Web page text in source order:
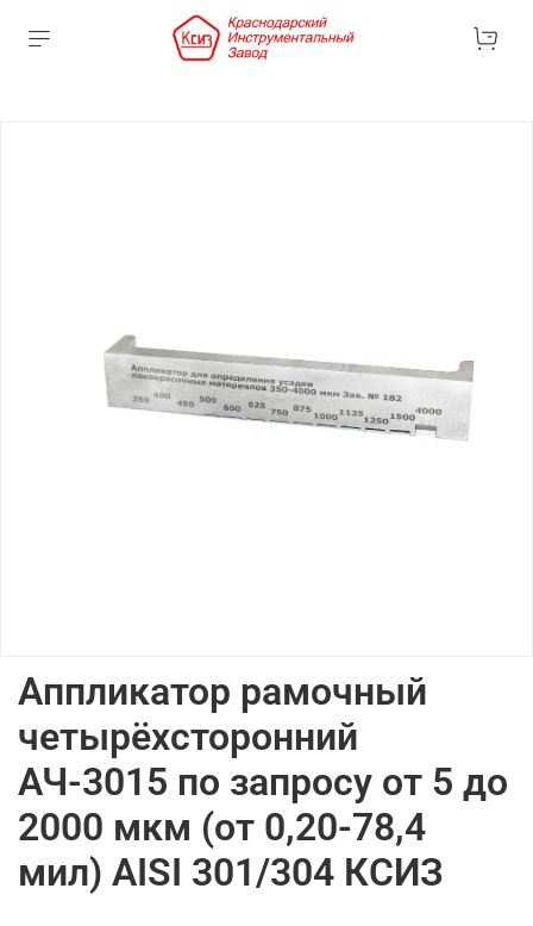
Аппликатор рамочный
четырёхсторонний
АЧ-3015 по запросу от 5 до
2000 мкм (от 0,20-78,4
мил) AISI 301/304 КСИЗ